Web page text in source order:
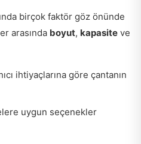
birçok faktör göz önünde
arasında boyut, kapasite ve
ihtiyaçlarına göre çantanın
uygun seçenekler